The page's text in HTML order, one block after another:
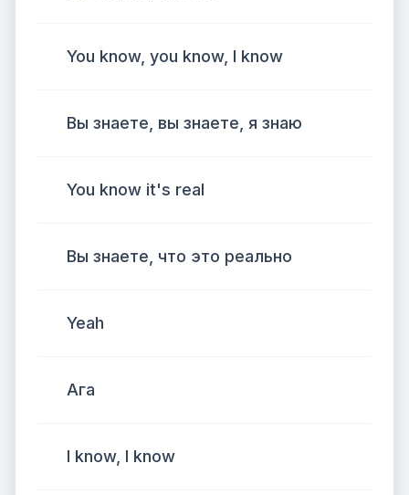
You know, you know, I know
Вы знаете, вы знаете, я знаю
You know it's real
Вы знаете, что это реально
Yeah
Ага
I know, I know